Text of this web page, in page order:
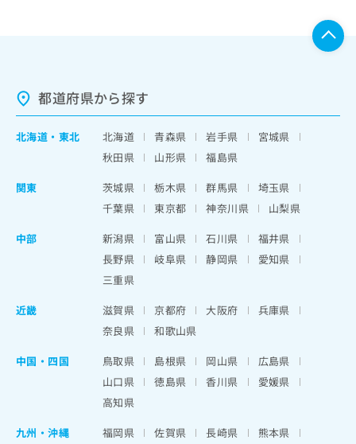
都道府県から探す
北海道 ・ 東北 北海道 青森県 岩手県
宮城県
秋田県
山形県
福島県
関東
茨城県 栃木県 群馬県
埼玉県
千葉県
東京都 神奈川県
山梨県
中部
新潟県 富山県 石川県
福井県
長野県
岐阜県 静岡県
愛知県
三重県
近畿
滋賀県 京都府 大阪府
兵庫県
奈良県
和歌山県
中国・四国
鳥取県 島根県 岡山県
広島県
山口県
徳島県 香川県
愛媛県
高知県
九州・沖縄
福岡県 佐賀県 長崎県
熊本県